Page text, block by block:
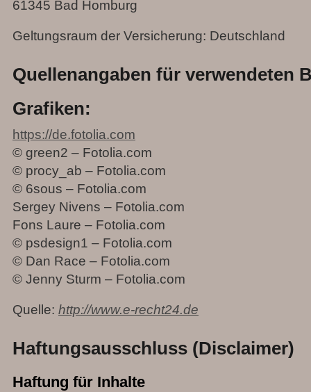
61345 Bad Homburg
Geltungsraum der Versicherung: Deutschland
Quellenangaben für verwendeten
Grafiken:
https://de.fotolia.com
© green2 – Fotolia.com
© procy_ab – Fotolia.com
© 6sous – Fotolia.com
Sergey Nivens – Fotolia.com
Fons Laure – Fotolia.com
© psdesign1 – Fotolia.com
© Dan Race – Fotolia.com
© Jenny Sturm – Fotolia.com
Quelle: http://www.e-recht24.de
Haftungsausschluss (Disclaimer)
Haftung für Inhalte